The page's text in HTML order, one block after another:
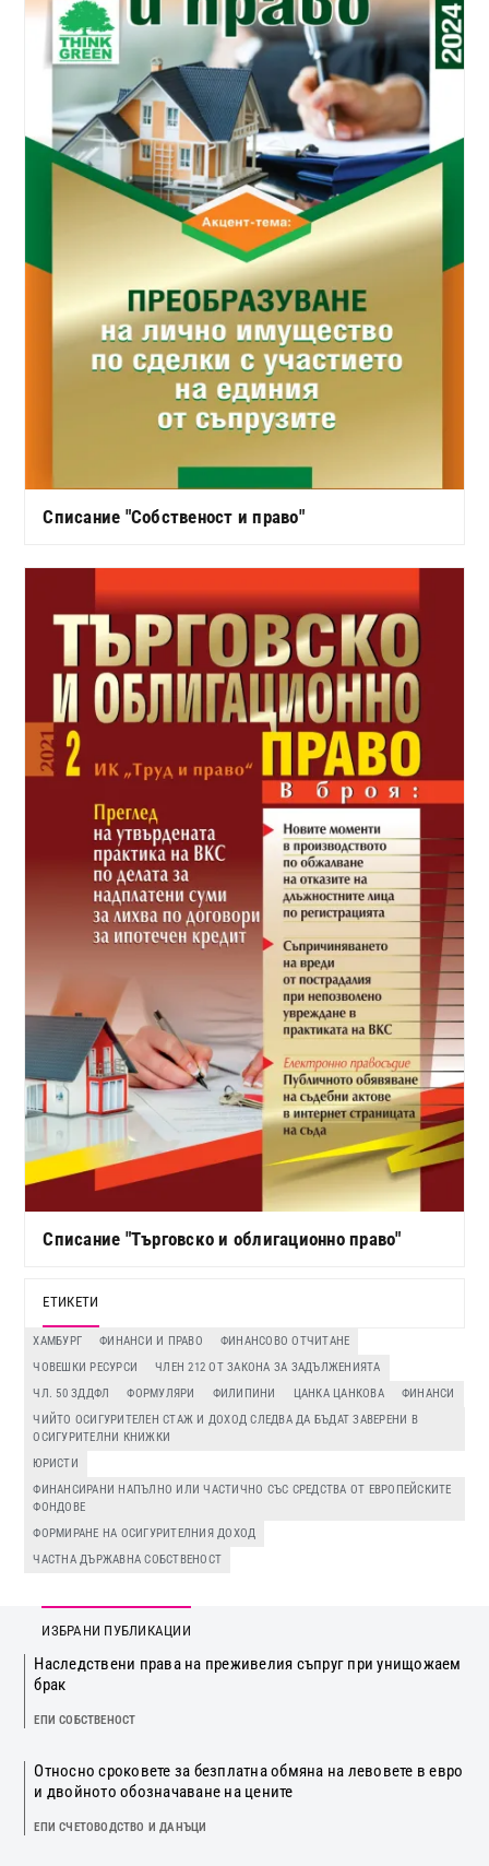
Списание "Собственост и право"
Списание "Търговско и облигационно право"
ЕТИКЕТИ
ХАМБУРГ ФИНАНСИ И ПРАВО
ФИНАНСОВО ОТЧИТАНЕ
ЧОВЕШКИ РЕСУРСИ
ЧЛЕН 212 ОТ ЗАКОНА ЗА ЗАДЪЛЖЕНИЯТА
ЧЛ. 50 ЗДДФЛ
ФОРМУЛЯРИ ФИЛИПИНИ ЦАНКА ЦАНКОВА
ФИНАНСИ
ЧИЙТО ОСИГУРИТЕЛЕН СТАЖ И ДОХОД СЛЕДВА ДА БЪДАТ ЗАВЕРЕНИ В
ОСИГУРИТЕЛНИ КНИЖКИ
ЮРИСТИ
ФИНАНСИРАНИ НАПЪЛНО ИЛИ ЧАСТИЧНО СЪС СРЕДСТВА ОТ ЕВРОПЕЙСКИТЕ
ФОНДОВЕ
ФОРМИРАНЕ НА ОСИГУРИТЕЛНИЯ ДОХОД
ЧАСТНА ДЪРЖАВНА СОБСТВЕНОСТ
ИЗБРАНИ ПУБЛИКАЦИИ
Наследствени права на преживелия съпруг при унищожаем
брак
ЕПИ СОБСТВЕНОСТ
Относно сроковете за безплатна обмяна на левовете в евро
и двойното обозначаване на цените
ЕПИ СЧЕТОВОДСТВО И ДАНЪЦИ